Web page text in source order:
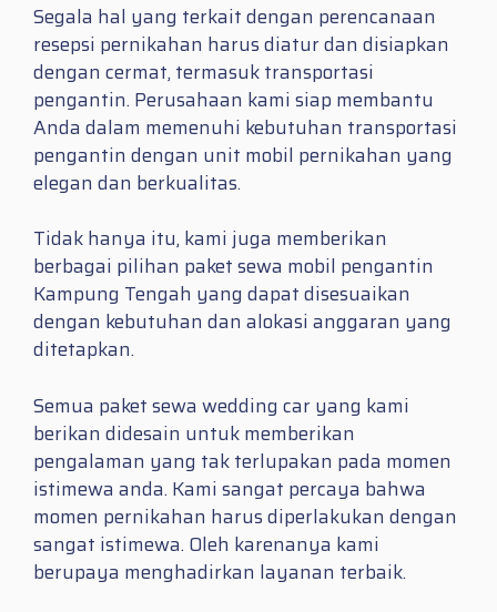
Segala hal yang terkait dengan perencanaan
resepsi pernikahan harus diatur dan disiapkan
dengan cermat, termasuk transportasi
pengantin. Perusahaan kami siap membantu
Anda dalam memenuhi kebutuhan transportasi
pengantin dengan unit mobil pernikahan yang
elegan dan berkualitas.
Tidak hanya itu, kami juga memberikan
berbagai pilihan paket sewa mobil pengantin
Kampung Tengah yang dapat disesuaikan
dengan kebutuhan dan alokasi anggaran yang
ditetapkan.
Semua paket sewa wedding car yang kami
berikan didesain untuk memberikan
pengalaman yang tak terlupakan pada momen
istimewa anda. Kami sangat percaya bahwa
momen pernikahan harus diperlakukan dengan
sangat istimewa. Oleh karenanya kami
berupaya menghadirkan layanan terbaik.